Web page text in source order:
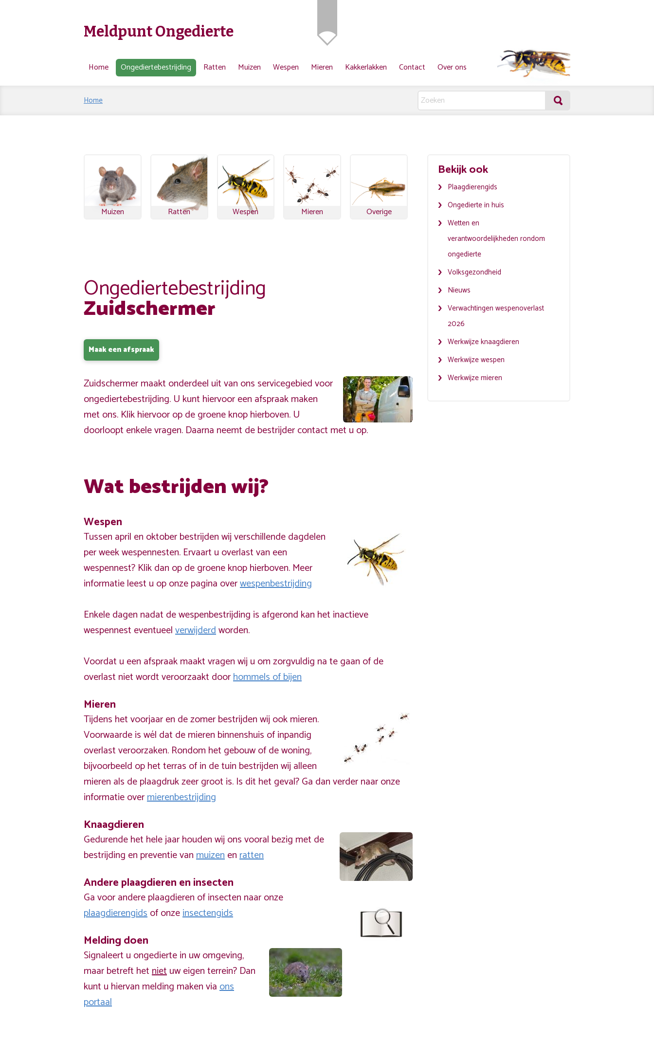
Meldpunt Ongedierte
Home Ongediertebestrijding Ratten Muizen Wespen Mieren Kakkerlakken Contact Over ons
Home
Muizen Ratten Wespen Mieren Overige
Ongediertebestrijding
Zuidschermer
Maak een afspraak
Zuidschermer maakt onderdeel uit van ons servicegebied voor
ongediertebestrijding. U kunt hiervoor een afspraak maken
met ons. Klik hiervoor op de groene knop hierboven. U
doorloopt enkele vragen. Daarna neemt de bestrijder contact met u op.
Wat bestrijden wij?
Wespen
Tussen april en oktober bestrijden wij verschillende dagdelen
per week wespennesten. Ervaart u overlast van een
wespennest? Klik dan op de groene knop hierboven. Meer
informatie leest u op onze pagina overwespenbestrijding
Enkele dagen nadat de wespenbestrijding is afgerond kan het inactieve
wespennest eventueelverwijderdworden.
Voordat u een afspraak maakt vragen wij u om zorgvuldig na te gaan of de
overlast niet wordt veroorzaakt doorhommels of bijen
Mieren
Tijdens het voorjaar en de zomer bestrijden wij ook mieren.
Voorwaarde is wél dat de mieren binnenshuis of inpandig
overlast veroorzaken. Rondom het gebouw of de woning,
bijvoorbeeld op het terras of in de tuin bestrijden wij alleen
mieren als de plaagdruk zeer groot is. Is dit het geval? Ga dan verder naar onze
informatie overmierenbestrijding
Knaagdieren
Gedurende het hele jaar houden wij ons vooral bezig met de
bestrijding en preventie vanmuizenenratten
Andere plaagdieren en insecten
Ga voor andere plaagdieren of insecten naar onze
plaagdierengidsof onzeinsectengids
Melding doen
Signaleert u ongedierte in uw omgeving,
maar betreft hetnietuw eigen terrein? Dan
kunt u hiervan melding maken viaons
portaal
Bekijk ook
Plaagdierengids
Ongedierte in huis
Wetten en
verantwoordelijkheden rondom
ongedierte
Volksgezondheid
Nieuws
Verwachtingen wespenoverlast
2026
Werkwijze knaagdieren
Werkwijze wespen
Werkwijze mieren